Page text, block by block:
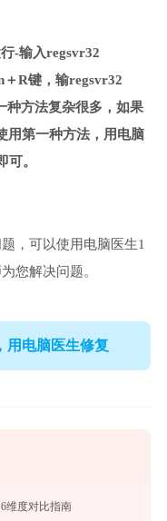
-输入regsvr32
R键，输regsvr32
种方法复杂很多，如果
用第一种方法，用电脑
可。
，可以使用电脑医生1
您解决问题。
用电脑医生修复
6维度对比指南